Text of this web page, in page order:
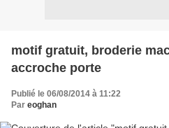
motif gratuit, broderie
accroche porte
Publié le 06/08/2014 à 11:22
Par eoghan